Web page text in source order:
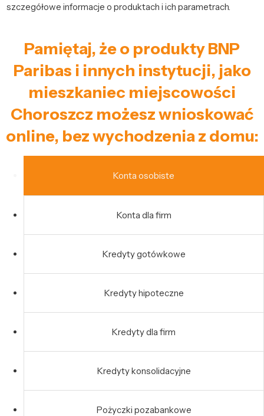
szczegółowe informacje o produktach i ich parametrach.
Pamiętaj, że o produkty BNP
Paribas i innych instytucji, jako
mieszkaniec miejscowości
Choroszcz możesz wnioskować
online, bez wychodzenia z domu:
Konta osobiste
Konta dla firm
Kredyty gotówkowe
Kredyty hipoteczne
Kredyty dla firm
Kredyty konsolidacyjne
Pożyczki pozabankowe